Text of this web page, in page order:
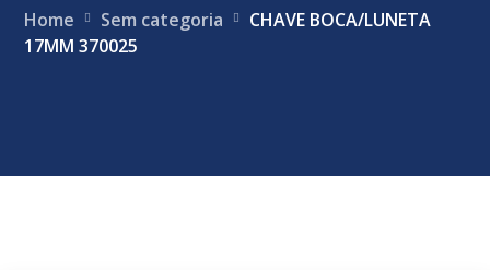
Home Sem categoria
CHAVE BOCA/LUNETA
17MM 370025